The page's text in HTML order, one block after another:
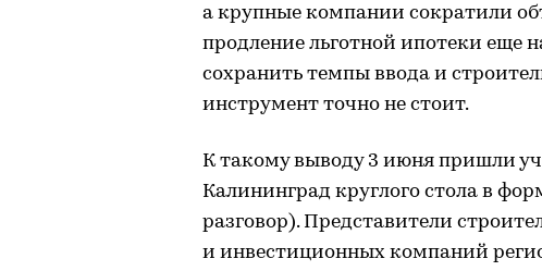
а крупные компании сократили
продление льготной ипотеки еще
сохранить темпы ввода и
инструмент точно не стоит.
К такому выводу 3 июня пришли
Калининград круглого стола в
разговор). Представители
и инвестиционных компаний